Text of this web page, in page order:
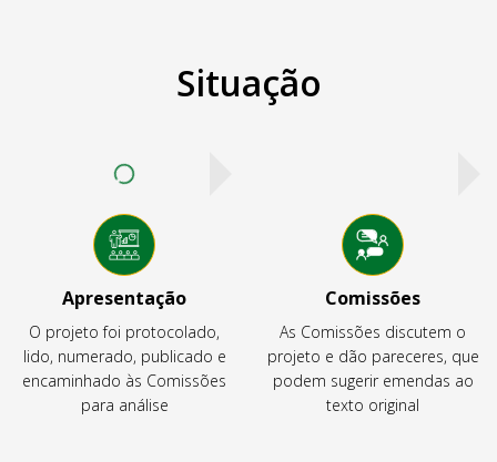
Situação
Apresentação
O projeto foi protocolado,
lido, numerado, publicado e
encaminhado às Comissões
para análise
Comissões
As Comissões discutem o
projeto e dão pareceres, que
podem sugerir emendas ao
texto original